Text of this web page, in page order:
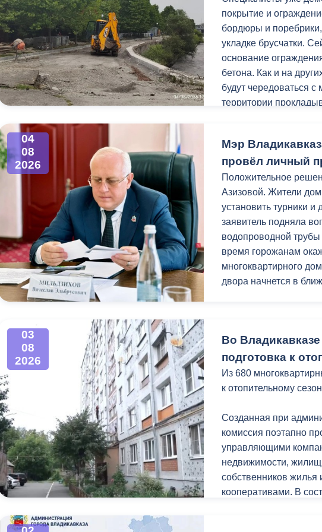
Владикавказ
Распоряжения, постановления Кадровая политика
ОРВ и экспертиза НПА Контактная информация
Оценка деятельности органов
местного самоуправления
Списки граждан, состоящих на
учете в качестве нуждающихся в
улучшении жилищных условий по
Открытые данные
Общественное обсуждение
документов стратегического
планирования
Информация о результатах
проверок
Порядок обжалования решений и
действий органов местного
самоуправления
Муниципальный контроль Выборы 2026
покрытие и
бордюры и
укладке брусчатки.
основание
бетона. Как и на
будут чередоваться
территории
урн.
Уверен, после
местом притяжения
Работы проходят в
«Благоустройство и
нацпроекта
04
08
2026
Мэр
провёл личный
Положительное
Азизовой. Жители
установить турники и
заявитель подняла
водопроводной
время горожанам
многоквартирного
двора начнется в
поскольку дом в
Выяснилось, что дом
многоквартирных
декабря 2030 года.
Ирина Потапенко
установке
рассмотрения
необходимый пакет
Также на приеме
03
08
2026
Во
подготовка к
Из 680
к отопительному
Созданная при
комиссия поэтапно
управляющими
недвижимости,
собственников
кооперативами. В